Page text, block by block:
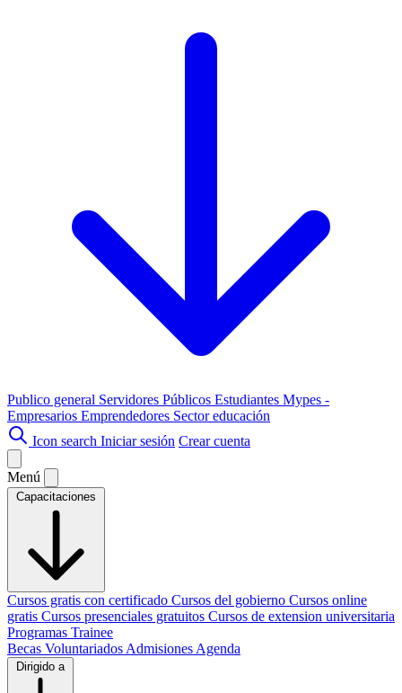
Publico general Servidores Públicos Estudiantes Mypes -
Empresarios Emprendedores Sector educación
Icon search Iniciar sesión Crear cuenta
Menú
Capacitaciones
Cursos gratis con certificado Cursos del gobierno Cursos online
gratis Cursos presenciales gratuitos Cursos de extension universitaria
Programas Trainee
Becas Voluntariados Admisiones Agenda
Dirigido a